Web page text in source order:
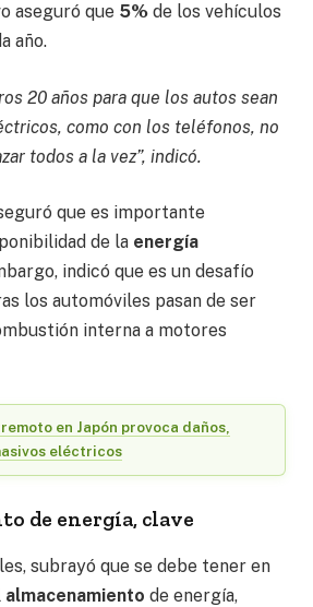
aseguró que 5% de los vehículos
año.
20 años para que los autos sean
como con los teléfonos, no
todos a la vez”, indicó.
que es importante
de la energía
indicó que es un desafío
los automóviles pasan de ser
interna a motores
en Japón provoca daños,
eléctricos
de energía, clave
subrayó que se debe tener en
almacenamiento de energía,